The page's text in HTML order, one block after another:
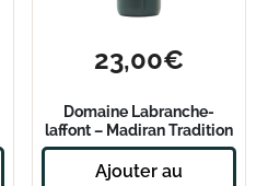
23,00€
Domaine Labranche-
laffont – Madiran Tradition
2020 – Magnum
Ajouter au